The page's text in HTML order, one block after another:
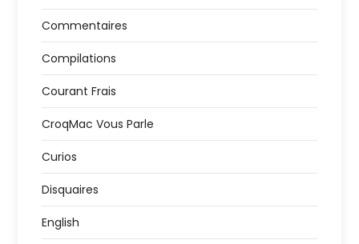
Commentaires
Compilations
Courant Frais
CroqMac Vous Parle
Curios
Disquaires
English